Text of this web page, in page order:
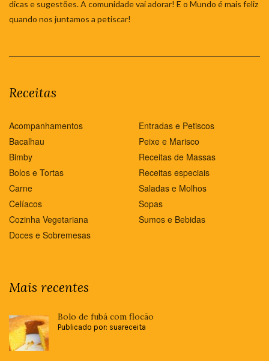
dicas e sugestões. A comunidade vai adorar! E o Mundo é mais feliz
quando nos juntamos a petiscar!
Receitas
Acompanhamentos
Bacalhau
Bimby
Bolos e Tortas
Carne
Celíacos
Cozinha Vegetariana
Doces e Sobremesas
Entradas e Petiscos
Peixe e Marisco
Receitas de Massas
Receitas especiais
Saladas e Molhos
Sopas
Sumos e Bebidas
Mais recentes
Bolo de fubá com flocão
Publicado por: suareceita